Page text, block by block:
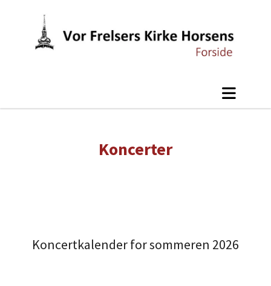
Koncerter
Koncertkalender for sommeren 2026